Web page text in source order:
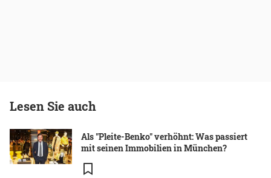
Lesen Sie auch
Als "Pleite-Benko" verhöhnt: Was passiert
mit seinen Immobilien in München?